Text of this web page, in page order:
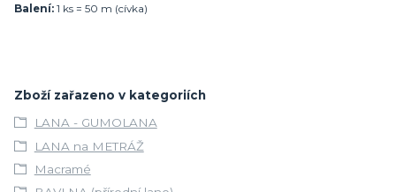
Balení: 1 ks = 50 m (cívka)
Zboží zařazeno v kategoriích
LANA - GUMOLANA
LANA na METRÁŽ
Macramé